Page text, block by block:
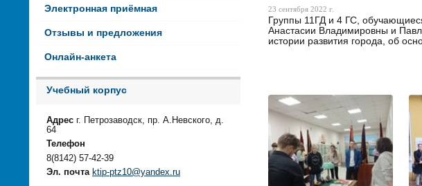
Электронная приёмная
Отзывы и предложения
Онлайн-анкета
Учебный корпус
Адрес г. Петрозаводск, пр. А.Невского, д.
64
Телефон
8(8142) 57-42-39
Эл. почта ktip-ptz10@yandex.ru
23 сентября 2022 г.
Группы 11ГД и 4 ГС,
Анастасии Владимировны и
истории развития города, об